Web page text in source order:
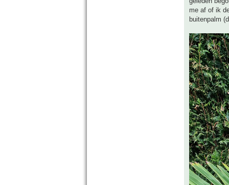
me af of ik
buitenpalm